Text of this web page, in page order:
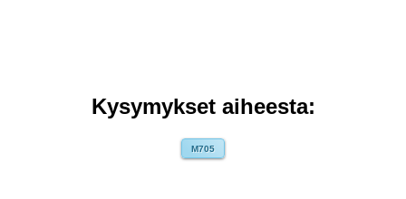
Kysymykset aiheesta:
M705